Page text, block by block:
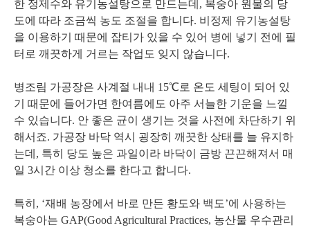
한 정제수와 유기농설탕으로 만드는데, 복숭아 원물의 당
도에 따라 조금씩 농도 조절을 합니다. 비정제 유기농설탕
을 이용하기 때문에 잡티가 있을 수 있어 병에 넣기 전에 필
터로 깨끗하게 거르는 작업도 잊지 않습니다.
병조림 가공장은 사계절 내내 15℃로 온도 세팅이 되어 있
기 때문에 들어가면 한여름에도 아주 서늘한 기운을 느낄
수 있습니다. 안 좋은 균이 생기는 것을 사전에 차단하기 위
해서죠. 가공장 바닥 역시 굉장히 깨끗한 상태를 늘 유지하
는데, 특히 당도 높은 과일이라 바닥이 금방 끈끈해져서 매
일 3시간 이상 청소를 한다고 합니다.
특히, ‘재배 농장에서 바로 만든 황도와 백도’에 사용하는
복숭아는 GAP(Good Agricultural Practices, 농산물 우수관리